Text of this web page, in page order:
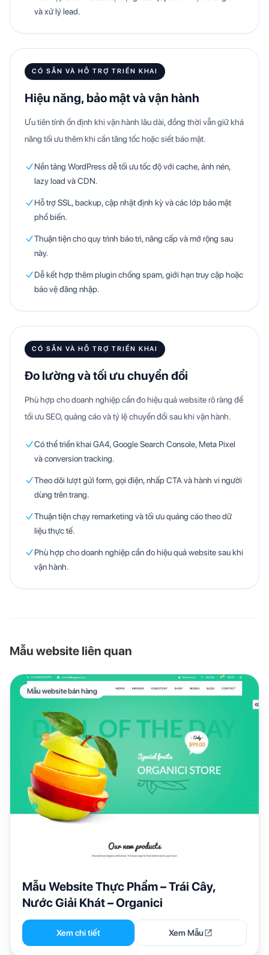
và xử lý lead.
CÓ SẴN VÀ HỖ TRỢ TRIỂN KHAI
Hiệu năng, bảo mật và vận hành
Ưu tiên tính ổn định khi vận hành lâu dài, đồng thời vẫn giữ khả
năng tối ưu thêm khi cần tăng tốc hoặc siết bảo mật.
Nền tảng WordPress dễ tối ưu tốc độ với cache, ảnh nén,
lazy load và CDN.
Hỗ trợ SSL, backup, cập nhật định kỳ và các lớp bảo mật
phổ biến.
Thuận tiện cho quy trình bảo trì, nâng cấp và mở rộng sau
này.
Dễ kết hợp thêm plugin chống spam, giới hạn truy cập hoặc
bảo vệ đăng nhập.
CÓ SẴN VÀ HỖ TRỢ TRIỂN KHAI
Đo lường và tối ưu chuyển đổi
Phù hợp cho doanh nghiệp cần đo hiệu quả website rõ ràng để
tối ưu SEO, quảng cáo và tỷ lệ chuyển đổi sau khi vận hành.
Có thể triển khai GA4, Google Search Console, Meta Pixel
và conversion tracking.
Theo dõi lượt gửi form, gọi điện, nhấp CTA và hành vi người
dùng trên trang.
Thuận tiện chạy remarketing và tối ưu quảng cáo theo dữ
liệu thực tế.
Phù hợp cho doanh nghiệp cần đo hiệu quả website sau khi
vận hành.
Mẫu website liên quan
Mẫu website bán hàng
Mẫu Website Thực Phẩm – Trái Cây,
Nước Giải Khát – Organici
Xem chi tiết Xem Mẫu